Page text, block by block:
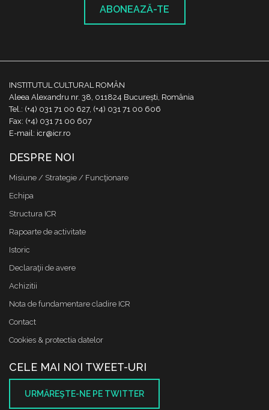
ABONEAZĂ-TE
INSTITUTUL CULTURAL ROMÂN
Aleea Alexandru nr. 38, 011824 București, România
Tel.: (+4) 031 71 00 627, (+4) 031 71 00 606
Fax: (+4) 031 71 00 607
E-mail: icr@icr.ro
DESPRE NOI
Misiune / Strategie / Funcţionare
Echipa
Structura ICR
Rapoarte de activitate
Istoric
Declaraţii de avere
Achizitii
Nota de fundamentare cladire ICR
Contact
Cookies & protectia datelor
CELE MAI NOI TWEET-URI
URMĂREŞTE-NE PE TWITTER